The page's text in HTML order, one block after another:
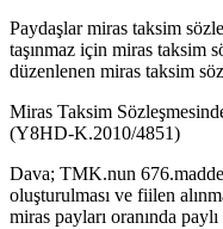
Paydaşlar miras taksim
taşınmaz için miras taksim
düzenlenen miras taksim
Miras Taksim
(Y8HD-K.2010/4851)
Dava; TMK.nun
oluşturulması ve fiilen
miras payları oranında